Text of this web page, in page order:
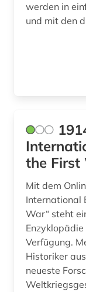
behörde (1)
werden in
und mit den
the First
Mit dem
International
War“ steht
Enzyklopädie
Verfügung.
Historiker
neueste